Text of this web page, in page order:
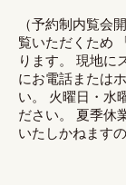
（予約制内覧会
覧いただくため
ります。 現地に
にお電話または
い。 火曜日・水
ださい。 夏季休
いたしかねます